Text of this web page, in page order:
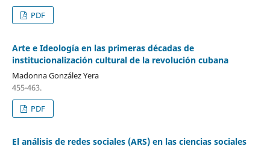
PDF
Arte e Ideología en las primeras décadas de
institucionalización cultural de la revolución cubana
Madonna González Yera
455-463.
PDF
El análisis de redes sociales (ARS) en las ciencias sociales